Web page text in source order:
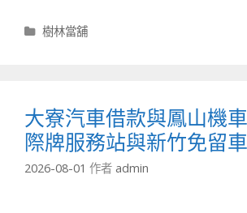
分
樹林當舖
大寮汽車借款與鳳山機
際牌服務站與新竹免留車
2026-08-01 作者 admin